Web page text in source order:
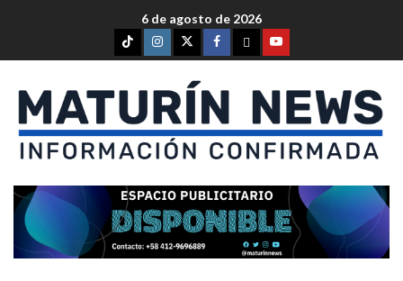
6 de agosto de 2026